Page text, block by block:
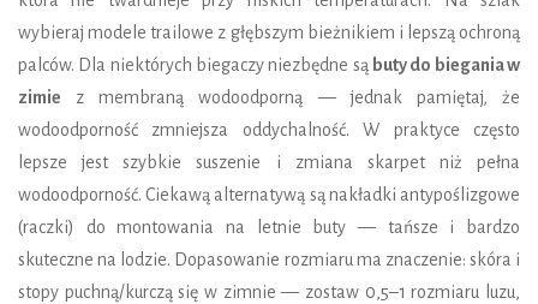
wybieraj modele trailowe z głębszym bieżnikiem i lepszą ochroną
palców. Dla niektórych biegaczy niezbędne są buty do biegania w
zimie z membraną wodoodporną — jednak pamiętaj, że
wodoodporność zmniejsza oddychalność. W praktyce często
lepsze jest szybkie suszenie i zmiana skarpet niż pełna
wodoodporność. Ciekawą alternatywą są nakładki antypoślizgowe
(raczki) do montowania na letnie buty — tańsze i bardzo
skuteczne na lodzie. Dopasowanie rozmiaru ma znaczenie: skóra i
stopy puchną/kurczą się w zimnie — zostaw 0,5–1 rozmiaru luzu,